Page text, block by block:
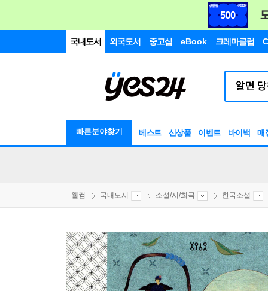
국내도서 외국도서 중고샵 eBook 크레마클럽
빠른분야찾기 베스트 신상품 이벤트 바이백 매
웰컴 국내도서 소설/시/희곡 한국소설